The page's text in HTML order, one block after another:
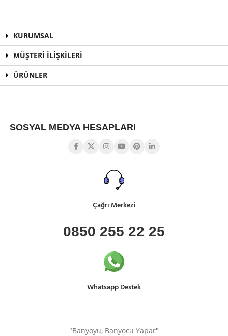
KURUMSAL
MÜŞTERİ İLİŞKİLERİ
ÜRÜNLER
SOSYAL MEDYA HESAPLARI
Çağrı Merkezi
0850 255 22 25
Whatsapp Destek
"Banyoyu, Banyocu Yapar"